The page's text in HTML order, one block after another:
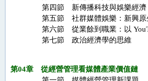
第四節 新傳播科技與娛樂經濟
第五節 社群媒體娛樂：新興原
第六節 從業餘到職業：以
第七節 政治經濟學的思維
第04章 從經營管理看媒體產業價值鏈